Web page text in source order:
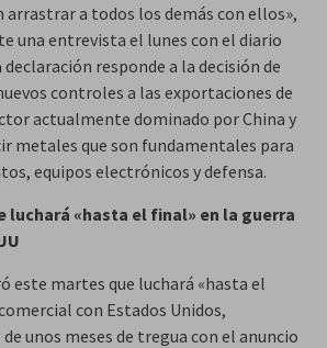
arrastrar a todos los demás con ellos»,
una entrevista el lunes con el diario
responde a la decisión de
controles a las exportaciones de
actualmente dominado por China y
metales que son fundamentales para
equipos electrónicos y defensa.
luchará «hasta el final» en la guerra
este martes que luchará «hasta el
con Estados Unidos,
unos meses de tregua con el anuncio